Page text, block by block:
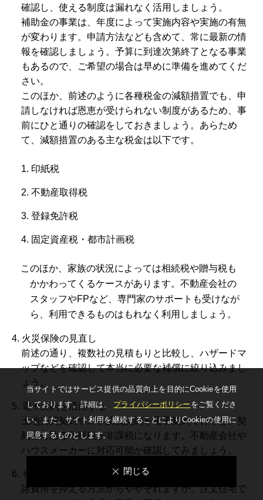
確認し、使える制度は漏れなく活用しましょう。
補助金の事業は、年度によって実施内容や実施の有無
が変わります。申請方法なども含めて、常に最新の情
報を確認しましょう。予算に到達次第終了となる事業
もあるので、ご希望の場合は早めに準備を進めてくだ
さい。
このほか、前述のように各種税金の減額措置でも、申
請しなければ恩恵が受けられない制度があるため、事
前にひと通りの確認をしておきましょう。あらため
て、減額措置のある主な税金は以下です。
1. 印紙税
2. 不動産取得税
3. 登録免許税
4. 固定資産税・都市計画税
このほか、家族の状況によっては相続税や贈与税も
かかわってくるケースがあります。不動産会社の
スタッフやFPなど、専門家のサポートも受けなが
ら、利用できるものはもれなく利用しましょう。
4. 火災保険の見直し
前述の通り、複数社の見積もりと比較し、ハザードマ
ップなどを確認して本当に必要な補償に絞り込みまし
ょう。
5. 電子契約を活用する
土地売買契約や工事請負契約を電子契約で行うと、契
約書に貼る印紙税が非課税になります。不動産会社や
ハウスメーカーに対応可能か確認してみましょう。
6. セミオーダーを検討してみる
諸費用を抑える方法からややそれますが、注文住宅で
当サイトではサービス提供の品質向上を⽬的にCookieを使⽤
しております。詳細は、 プライバシーポリシー をご覧くださ
い。また、サイト利⽤を継続することによりCookieの使⽤に
同意するものとします。
閉じる